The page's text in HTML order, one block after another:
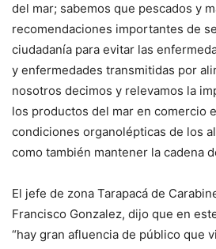
del mar; sabemos que pescados y
recomendaciones importantes de
ciudadanía para evitar las
y enfermedades transmitidas por
nosotros decimos y relevamos la
los productos del mar en comercio
condiciones organolépticas de los
como también mantener la cadena
El jefe de zona Tarapacá de
Francisco Gonzalez, dijo que en
“hay gran afluencia de público que